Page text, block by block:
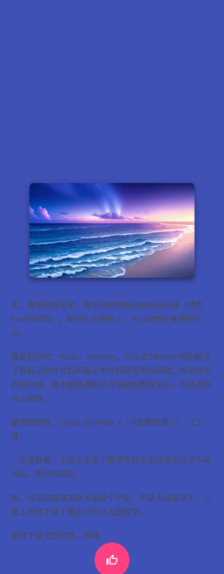
哎，做项目就是累，做半天做到自己给自己买醉（然而
free不喝酒）。是挺久没更新了，不过没想好要更新什
么。
最近的研究：AList、Zerotier，可以说Zerotier彻底解决
了我自己的台式机和笔记本在异网互传的问题；弄这些东
西的时候，基本都是遵照官方基础的教程来的，也没遇到
什么障碍。
最近的游戏：Cities Skylines II（刁民模拟器 2）、〇、
铁；
一言项目嘛，上班上太多了需求写的太多回来实在写不动
代码，暂时咕咕咕；
嘛，总之这篇状态给大家报个平安，不是人间蒸发了，只
是工作闲下来了确实只想让大脑放空。
那就下篇文章见咯，拜拜
